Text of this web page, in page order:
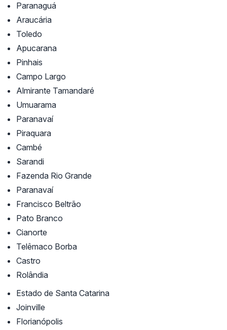
Paranaguá
Araucária
Toledo
Apucarana
Pinhais
Campo Largo
Almirante Tamandaré
Umuarama
Paranavaí
Piraquara
Cambé
Sarandi
Fazenda Rio Grande
Paranavaí
Francisco Beltrão
Pato Branco
Cianorte
Telêmaco Borba
Castro
Rolândia
Estado de Santa Catarina
Joinville
Florianópolis